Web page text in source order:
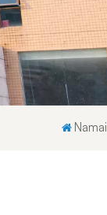
Namai